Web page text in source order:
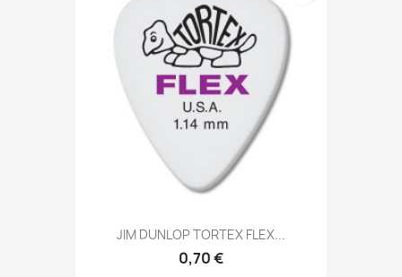
JIM DUNLOP TORTEX FLEX...
0,70 €